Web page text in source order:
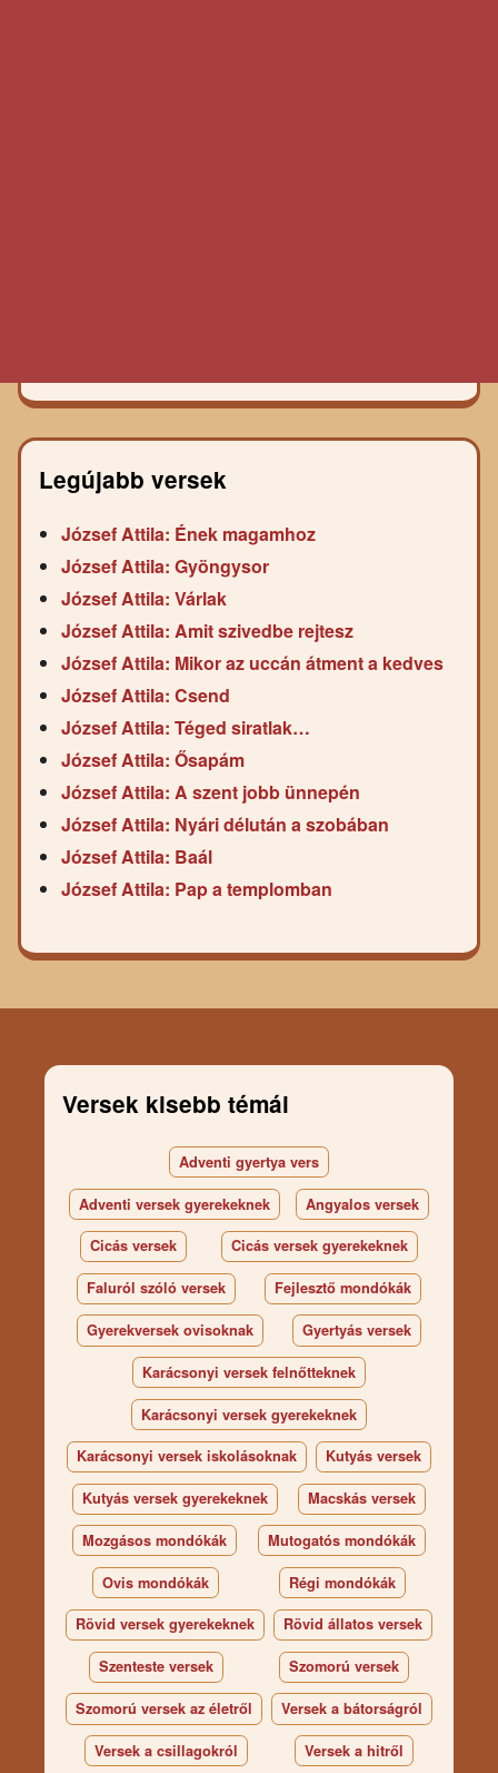
Legújabb versek
József Attila: Ének magamhoz
József Attila: Gyöngysor
József Attila: Várlak
József Attila: Amit szivedbe rejtesz
József Attila: Mikor az uccán átment a kedves
József Attila: Csend
József Attila: Téged siratlak…
József Attila: Ősapám
József Attila: A szent jobb ünnepén
József Attila: Nyári délután a szobában
József Attila: Baál
József Attila: Pap a templomban
Versek kisebb témái
Adventi gyertya vers
Adventi versek gyerekeknek Angyalos versek
Cicás versek Cicás versek gyerekeknek
Faluról szóló versek Fejlesztő mondókák
Gyerekversek ovisoknak Gyertyás versek
Karácsonyi versek felnőtteknek
Karácsonyi versek gyerekeknek
Karácsonyi versek iskolásoknak Kutyás versek
Kutyás versek gyerekeknek Macskás versek
Mozgásos mondókák Mutogatós mondókák
Ovis mondókák Régi mondókák
Rövid versek gyerekeknek Rövid állatos versek
Szenteste versek Szomorú versek
Szomorú versek az életről Versek a bátorságról
Versek a csillagokról Versek a hitről